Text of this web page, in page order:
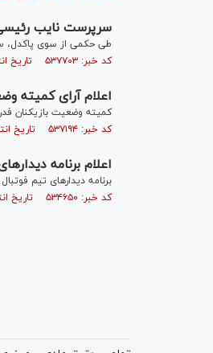
سرپرست نایب
طی حکمی از سوی پاکدل،
کد خبر: ۵۳۷۷۰۳ تاریخ انتشار : ۱۳۹۸/۰۵/۰۸
اعلام آرای کمیته
کمیته وضعیت بازیکنان
کد خبر: ۵۳۷۱۹۴ تاریخ انتشار : ۱۳۹۸/۰۵/۰۷
اعلام برنامه
برنامه دیدار‌های تیم
کد خبر: ۵۳۴۶۵۰ تاریخ انتشار : ۱۳۹۸/۰۴/۲۹